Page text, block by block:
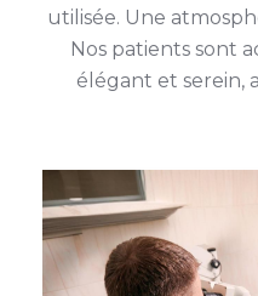
utilisée. Une
Nos patients sont
élégant et serein,